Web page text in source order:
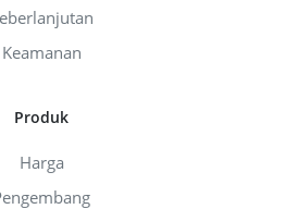
Keamanan
Produk
Harga